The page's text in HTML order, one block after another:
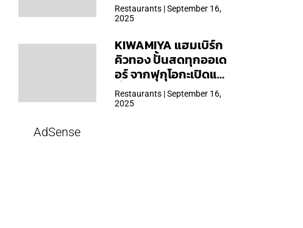
Restaurants | September 16,
2025
KIWAMIYA แฮมเบิร์ก
คิวทอง ปั้นสดทุกออเด
อร์ จากฟุกุโอกะเปิดแล้ว
ที่ Central Park
Restaurants | September 16,
2025
AdSense